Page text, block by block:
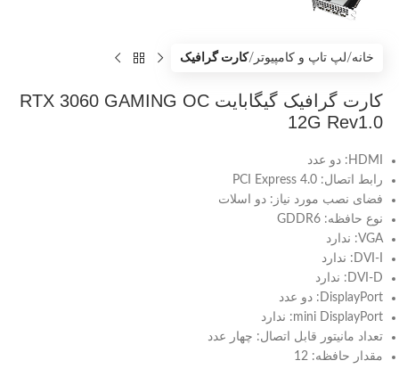
خانه لپ تاپ و کامپیوتر کارت گرافیک
کارت گرافیک گیگابایت RTX 3060 GAMING OC
12G Rev1.0
HDMI: دو عدد
رابط اتصال: PCI Express 4.0
فضای نصب مورد نیاز: دو اسلات
نوع حافظه: GDDR6
VGA: ندارد
DVI-I: ندارد
DVI-D: ندارد
DisplayPort: دو عدد
mini DisplayPort: ندارد
تعداد مانیتور قابل اتصال: چهار عدد
مقدار حافظه: 12